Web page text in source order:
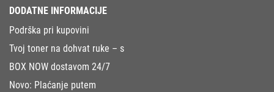
DODATNE INFORMACIJE
Podrška pri kupovini
Tvoj toner na dohvat ruke – s
BOX NOW dostavom 24/7
Novo: Plaćanje putem